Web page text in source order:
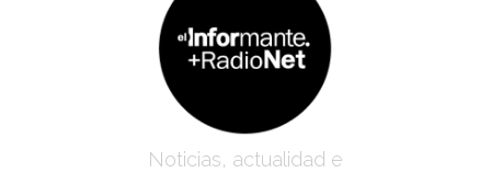
Noticias, actualidad e